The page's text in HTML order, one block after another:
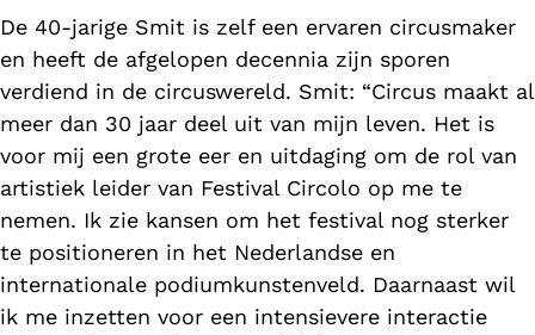
De 40-jarige Smit is zelf een ervaren circusmaker
en heeft de afgelopen decennia zijn sporen
verdiend in de circuswereld. Smit: “Circus maakt al
meer dan 30 jaar deel uit van mijn leven. Het is
voor mij een grote eer en uitdaging om de rol van
artistiek leider van Festival Circolo op me te
nemen. Ik zie kansen om het festival nog sterker
te positioneren in het Nederlandse en
internationale podiumkunstenveld. Daarnaast wil
ik me inzetten voor een intensievere interactie